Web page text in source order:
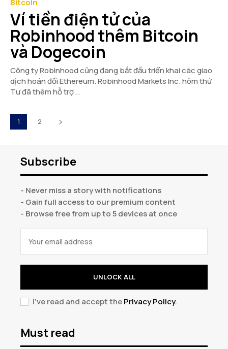
Bitcoin
Ví tiền điện tử của
Robinhood thêm Bitcoin
và Dogecoin
Công ty Robinhood cũng đang bắt đầu triển khai các giao
dịch hoán đổi Ethereum. Robinhood Markets Inc. hôm thứ
Tư đã thêm hỗ trợ...
1 2
Subscribe
- Never miss a story with notifications
- Gain full access to our premium content
- Browse free from up to 5 devices at once
UNLOCK ALL
I've read and accept thePrivacy Policy.
Must read